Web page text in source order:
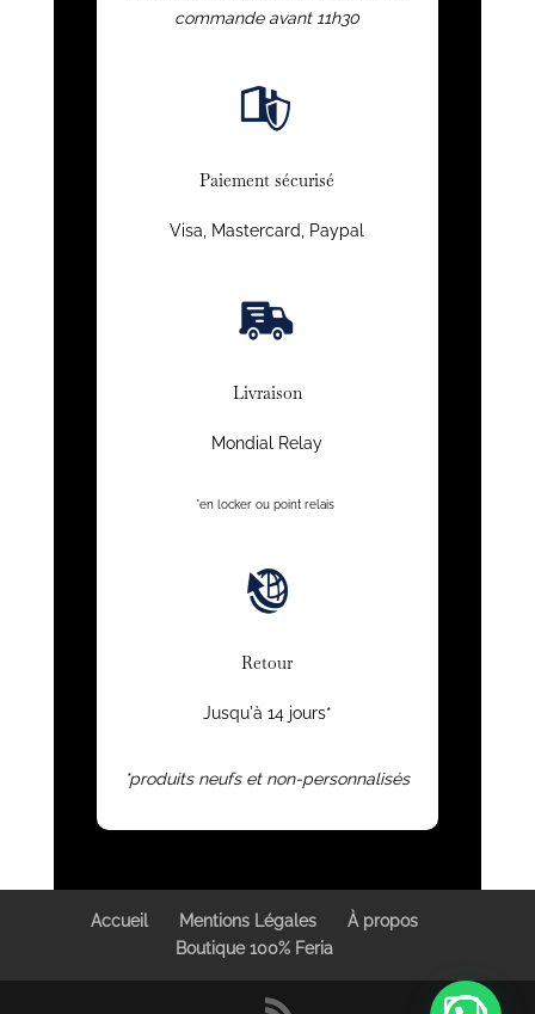
commande avant 11h30
Paiement sécurisé
Visa, Mastercard, Paypal
Livraison
Mondial Relay
*en locker ou point relais
Retour
Jusqu'à 14 jours*
*produits neufs et non-personnalisés
Accueil Mentions Légales
À propos
Boutique 100% Feria